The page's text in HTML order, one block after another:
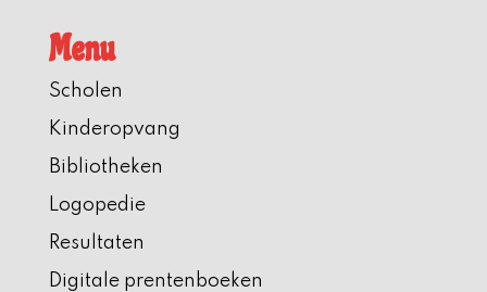
Menu
Scholen
Kinderopvang
Bibliotheken
Logopedie
Resultaten
Digitale prentenboeken